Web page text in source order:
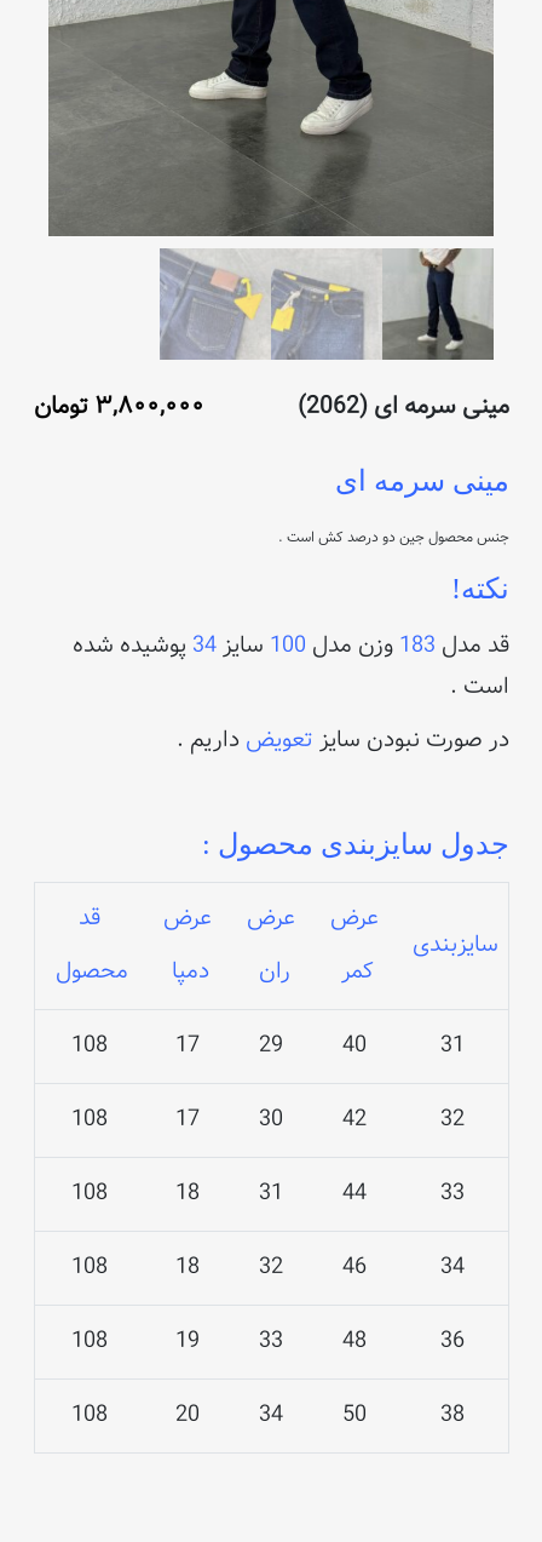
مینی سرمه ای (2062) ۳,۸۰۰,۰۰۰ تومان
مینی سرمه ای
جنس محصول جین دو درصد کش است .
نکته!
قد مدل 183 وزن مدل 100 سایز34 پوشیده شده
است .
در صورت نبودن سایز تعویضداریم .
جدول سایزبندی محصول :
سایزبندی
عرض
کمر
عرض
ران
عرض
دمپا
قد
محصول
31
40
29
17
108
32
42
30
17
108
33
44
31
18
108
34
46
32
18
108
36
48
33
19
108
38
50
34
20
108